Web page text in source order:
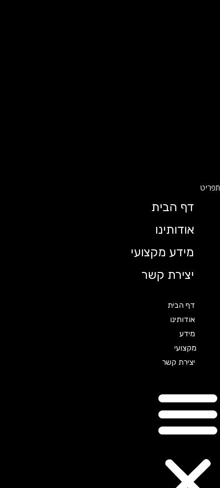
דף הבית
אודותינו
מידע מקצועי
יצירת קשר
דף הבית
אודותינו
מקצועי
יצירת קשר